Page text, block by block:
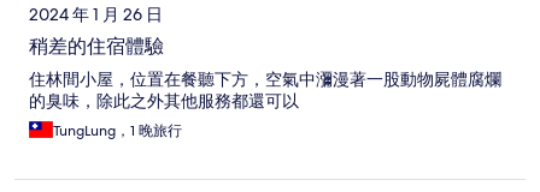
2024 年 1 月 26 日
稍差的住宿體驗
住林間小屋，位置在餐聽下方，空氣中瀰漫著一股動物屍體腐爛
的臭味，除此之外其他服務都還可以
TungLung，1 晚旅行